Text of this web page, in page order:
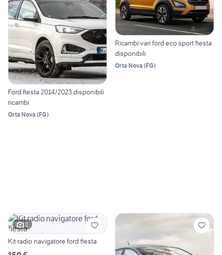
Ford fiesta 2014/2023 disponibili
ricambi
Orta Nova (FG)
Ricambi vari ford eco sport fiesta
disponibili
Orta Nova (FG)
2
Kit radio navigatore ford fiesta